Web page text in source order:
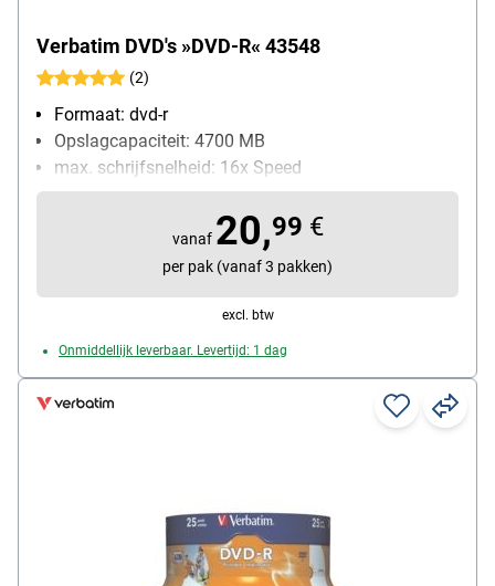
Verbatim DVD's »DVD-R« 43548
(2)
Formaat: dvd-r
Opslagcapaciteit: 4700 MB
max. schrijfsnelheid: 16x Speed
Bijzonderheden: bestand tegen water en
Inhoud per pak: 50 stuk(s)
vanaf 20,99 €
per pak (vanaf 3 pakken)
excl. btw
Onmiddellijk leverbaar. Levertijd: 1 dag